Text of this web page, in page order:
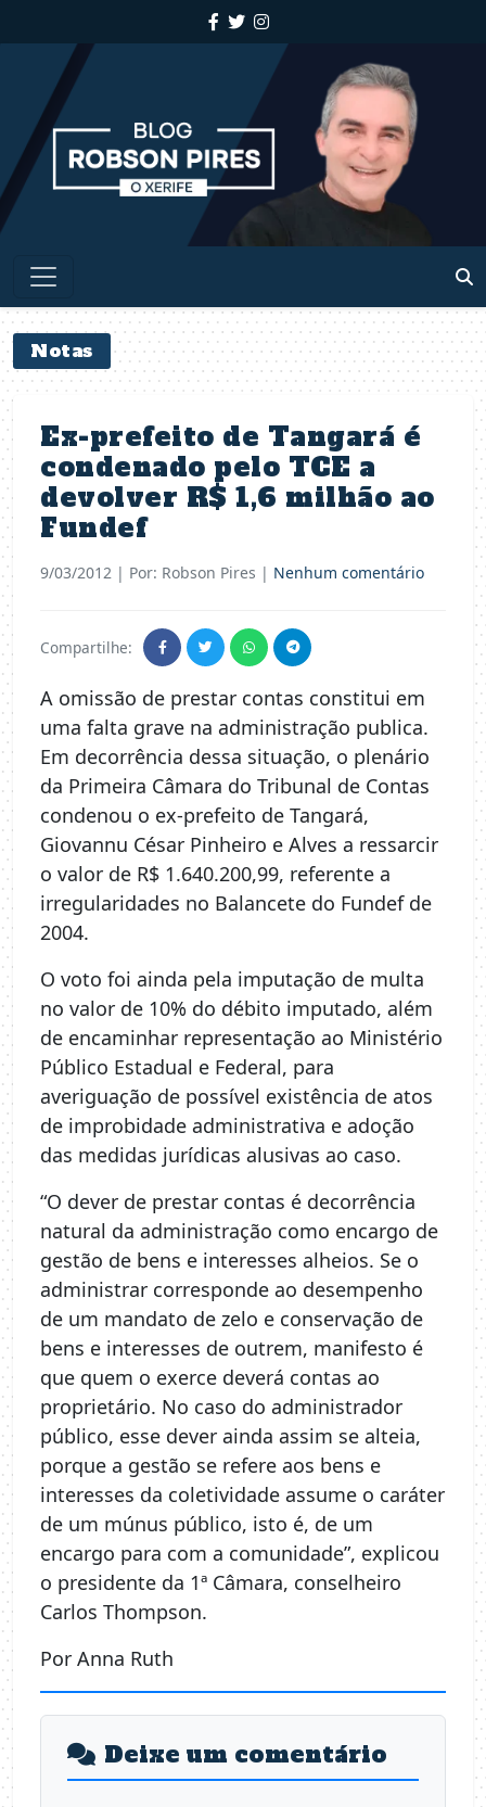
Notas
Ex-prefeito de Tangará é
condenado pelo TCE a
devolver R$ 1,6 milhão ao
Fundef
9/03/2012 | Por: Robson Pires | Nenhum comentário
Compartilhe:
A omissão de prestar contas constitui em
uma falta grave na administração publica.
Em decorrência dessa situação, o plenário
da Primeira Câmara do Tribunal de Contas
condenou o ex-prefeito de Tangará,
Giovannu César Pinheiro e Alves a ressarcir
o valor de R$ 1.640.200,99, referente a
irregularidades no Balancete do Fundef de
2004.
O voto foi ainda pela imputação de multa
no valor de 10% do débito imputado, além
de encaminhar representação ao Ministério
Público Estadual e Federal, para
averiguação de possível existência de atos
de improbidade administrativa e adoção
das medidas jurídicas alusivas ao caso.
“O dever de prestar contas é decorrência
natural da administração como encargo de
gestão de bens e interesses alheios. Se o
administrar corresponde ao desempenho
de um mandato de zelo e conservação de
bens e interesses de outrem, manifesto é
que quem o exerce deverá contas ao
proprietário. No caso do administrador
público, esse dever ainda assim se alteia,
porque a gestão se refere aos bens e
interesses da coletividade assume o caráter
de um múnus público, isto é, de um
encargo para com a comunidade”, explicou
o presidente da 1ª Câmara, conselheiro
Carlos Thompson.
Por Anna Ruth
Deixe um comentário